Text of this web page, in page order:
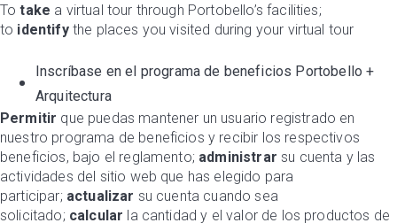
Totake a virtual tour through Portobello’s facilities;
to identifythe places you visited during your virtual tour
Inscríbase en el programa de beneficios Portobello +
Arquitectura
Permitir que puedas mantener un usuario registrado en
nuestro programa de beneficios y recibir los respectivos
beneficios, bajo el reglamento; administrar su cuenta y las
actividades del sitio web que has elegido para
participar; actualizar su cuenta cuando sea
solicitado; calcular la cantidad y el valor de los productos de